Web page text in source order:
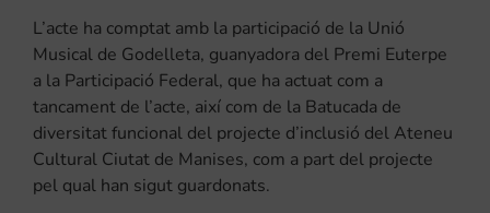
L’acte ha comptat amb la participació de la Unió
Musical de Godelleta, guanyadora del Premi Euterpe
a la Participació Federal, que ha actuat com a
tancament de l’acte, així com de la Batucada de
diversitat funcional del projecte d’inclusió del Ateneu
Cultural Ciutat de Manises, com a part del projecte
pel qual han sigut guardonats.